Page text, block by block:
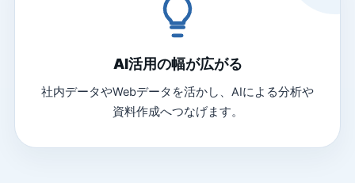
AI活用の幅が広がる
社内データやWebデータを活かし、AIによる分析や
資料作成へつなげます。